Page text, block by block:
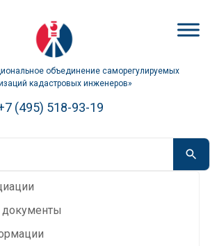
объединение саморегулируемых
кадастровых инженеров»
(495) 518-93-19